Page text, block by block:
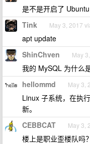
是不是开启了
Tink May 3, 2017
apt update
ShinChven May
我的 MySQL 为什么
hellommd May 3,
Linux 子系统，在执
新。
CEBBCAT May 3,
楼上是职业歪楼队吗